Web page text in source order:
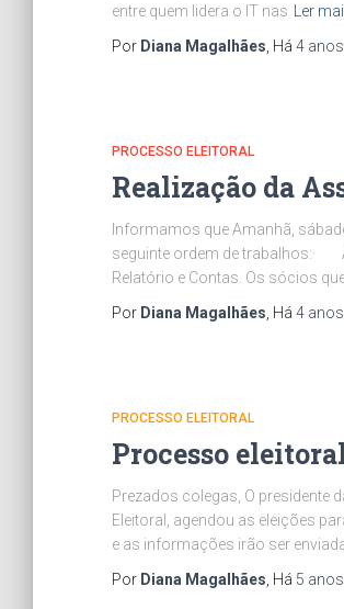
entre quem lidera o IT nas
Ler
Por Diana Magalhães , Há 4 anos
PROCESSO ELEITORAL
Realização da
Informamos que Amanhã,
seguinte ordem de trabalhos:·
Relatório e Contas. Os sócios
Por Diana Magalhães , Há 4 anos
PROCESSO ELEITORAL
Processo
Prezados colegas, O presidente
Eleitoral, agendou as eleições
e as informações irão ser
Por Diana Magalhães , Há 5 anos